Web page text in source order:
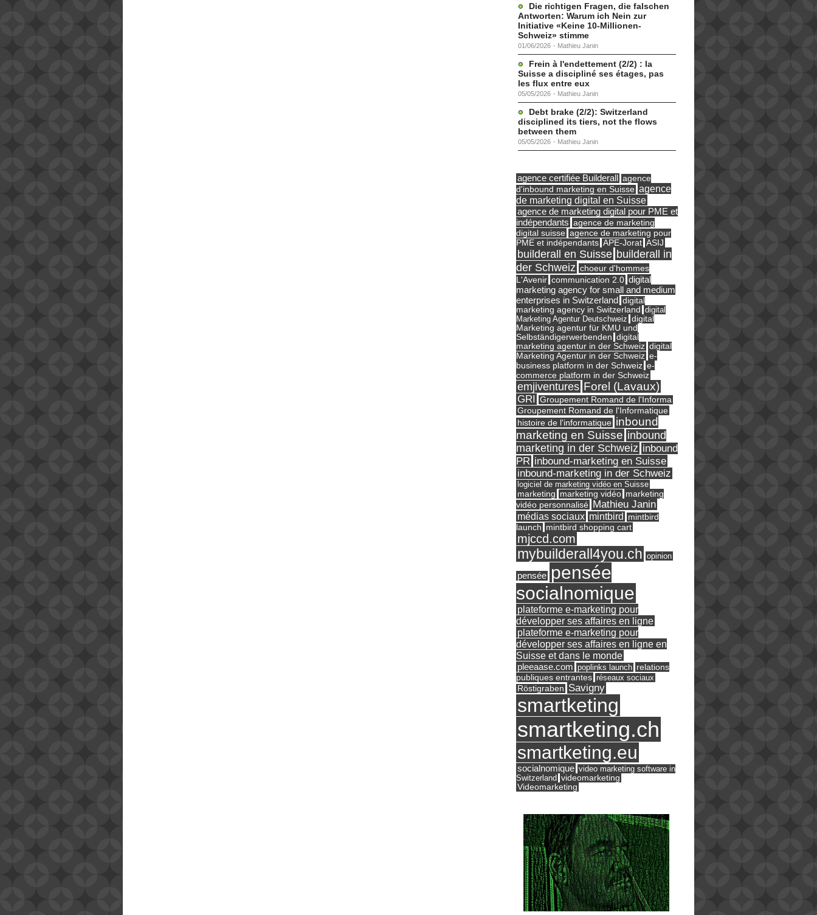
Die richtigen Fragen, die falschen
Antworten: Warum ich Nein zur
Initiative «Keine 10-Millionen-
Schweiz» stimme
01/06/2026 - Mathieu Janin
Frein à l'endettement (2/2) : la
Suisse a discipliné ses étages, pas
les flux entre eux
05/05/2026 - Mathieu Janin
Debt brake (2/2): Switzerland
disciplined its tiers, not the flows
between them
05/05/2026 - Mathieu Janin
agence certifiée Builderall
agence
d'inbound marketing en Suisse agence
de marketing digital en Suisse
agence de marketing digital pour PME et
indépendants agence de marketing
digital suisse agence de marketing pour
PME et indépendants APE-Jorat ASIJ
builderall en Suisse builderall in
der Schweiz choeur d'hommes
L'Avenir communication 2.0 digital
marketing agency for small and medium
enterprises in Switzerland digital
marketing agency in Switzerland digital
Marketing Agentur Deutschweiz digital
Marketing agentur für KMU und
Selbständigerwerbenden digital
marketing agentur in der Schweiz digital
Marketing Agentur in der Schweiz e-
business platform in der Schweiz e-
commerce platform in der Schweiz
emjiventures Forel (Lavaux)
GRI Groupement Romand de l'Informa
Groupement Romand de l'Informatique
histoire de l'informatique inbound
marketing en Suisse inbound
marketing in der Schweiz inbound
PR inbound-marketing en Suisse
inbound-marketing in der Schweiz
logiciel de marketing vidéo en Suisse
marketing marketing vidéo marketing
vidéo personnalisé Mathieu Janin
médias sociaux mintbird
mintbird
launch mintbird shopping cart
mjccd.com
mybuilderall4you.ch opinion
pensée pensée
socialnomique
plateforme e-marketing pour
développer ses affaires en ligne
plateforme e-marketing pour
développer ses affaires en ligne en
Suisse et dans le monde
pleeaase.com poplinks launch relations
publiques entrantes réseaux sociaux
Röstigraben Savigny
smartketing
smartketing.ch
smartketing.eu
socialnomique video marketing software in
Switzerland videomarketing
Videomarketing